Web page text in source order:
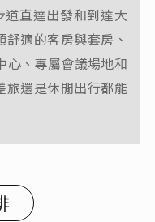
直達出發和到達大
適的客房與套房、
心、專屬會議場地和
旅還是休閒出行都能